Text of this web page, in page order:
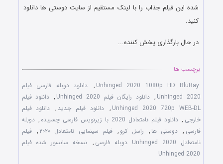
شده این فیلم جذاب را با لینک مستقیم از سایت دوستی ها دانلود
کنید.
در حال بارگذاری پخش کننده...
برچسب ها
Unhinged 2020 1080p HD BluRay
,
دانلود دوبله فارسی فیلم
Unhinged 2020
, دانلود رایگان فیلم Unhinged 2020 , دانلود فیلم
Unhinged 2020 720p WEB-DL
, دانلود فیلم جدید , دانلود فیلم
خارجی , دانلود فیلم نامتعادل 2020 با زیرنویس فارسی چسبیده , دوبله
فارسی , دوستی ها , راسل کرو , فیلم سینمایی نامتعادل ۲۰۲۰ , فیلم
نامتعادل Unhinged 2020 دوبله فارسی
, نسخه سانسور شده فیلم
Unhinged 2020